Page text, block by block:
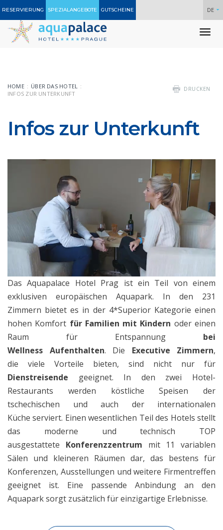
RESERVIERUNG SPEZIALANGEBOTE GUTSCHEINE DE
DRUCKEN
HOME
ÜBER DAS HOTEL
INFOS ZUR UNTERKUNFT
Infos zur Unterkunft
Das Aquapalace Hotel Prag ist ein Teil von einem
exklusiven europäischen Aquapark. In den 231
Zimmern bietet es in der 4*Superior Kategorie einen
hohen Komfort für Familien mit Kindern oder einen
Raum für Entspannung bei
Wellness Aufenthalten. Die Executive Zimmern,
die viele Vorteile bieten, sind nicht nur für
Dienstreisende geeignet. In den zwei Hotel-
Restaurants werden köstliche Speisen der
tschechischen und auch der internationalen
Küche serviert. Einen wesentlichen Teil des Hotels stellt
das moderne und technisch TOP
ausgestattete Konferenzzentrum mit 11 variablen
Sälen und kleineren Räumen dar, das bestens für
Konferenzen, Ausstellungen und weitere Firmentreffen
geeignet ist. Eine passende Anbindung an den
Aquapark sorgt zusätzlich für einzigartige Erlebnisse.